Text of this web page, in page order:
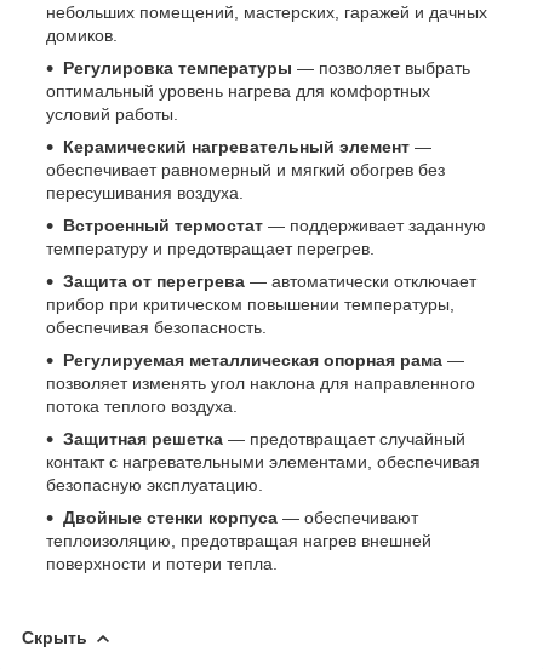
небольших помещений, мастерских, гаражей и дачных
домиков.
Регулировка температуры — позволяет выбрать
оптимальный уровень нагрева для комфортных
условий работы.
Керамический нагревательный элемент —
обеспечивает равномерный и мягкий обогрев без
пересушивания воздуха.
Встроенный термостат — поддерживает заданную
температуру и предотвращает перегрев.
Защита от перегрева — автоматически отключает
прибор при критическом повышении температуры,
обеспечивая безопасность.
Регулируемая металлическая опорная рама —
позволяет изменять угол наклона для направленного
потока теплого воздуха.
Защитная решетка — предотвращает случайный
контакт с нагревательными элементами, обеспечивая
безопасную эксплуатацию.
Двойные стенки корпуса — обеспечивают
теплоизоляцию, предотвращая нагрев внешней
поверхности и потери тепла.
Скрыть